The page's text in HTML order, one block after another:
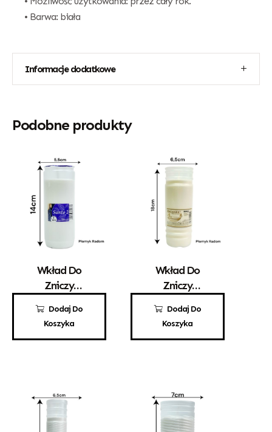
• Barwa: biała
Informacje dodatkowe
Podobne produkty
Dodaj Do
Koszyka
Wkład Do
Zniczy
Santo 2
3,90 zł
Dodaj Do
Koszyka
Wkład Do
Zniczy
Kaganek 5
6,50 zł